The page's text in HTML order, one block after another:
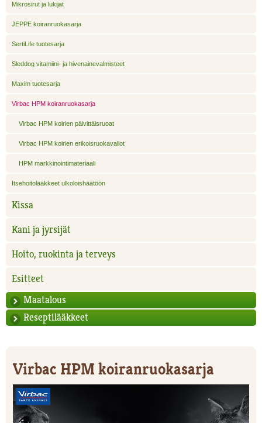
Mikrosirut ja lukijat
JEPPE koiranruokasarja
SertiLife tuotesarja
Sleddog vitamiini- ja hivenainevalmisteet
Maxim tuotesarja
Virbac HPM koiranruokasarja
Virbac HPM koirien päivittäisruoat
Virbac HPM koirien erikoisruokavaliot
HPM markkinointimateriaali
Itsehoitolääkkeet ulkoloishäätöön
Kissa
Kani ja jyrsijät
Hoito, ruokinta ja terveys
Esitteet
Maatalous
Reseptilääkkeet
Virbac HPM koiranruokasarja